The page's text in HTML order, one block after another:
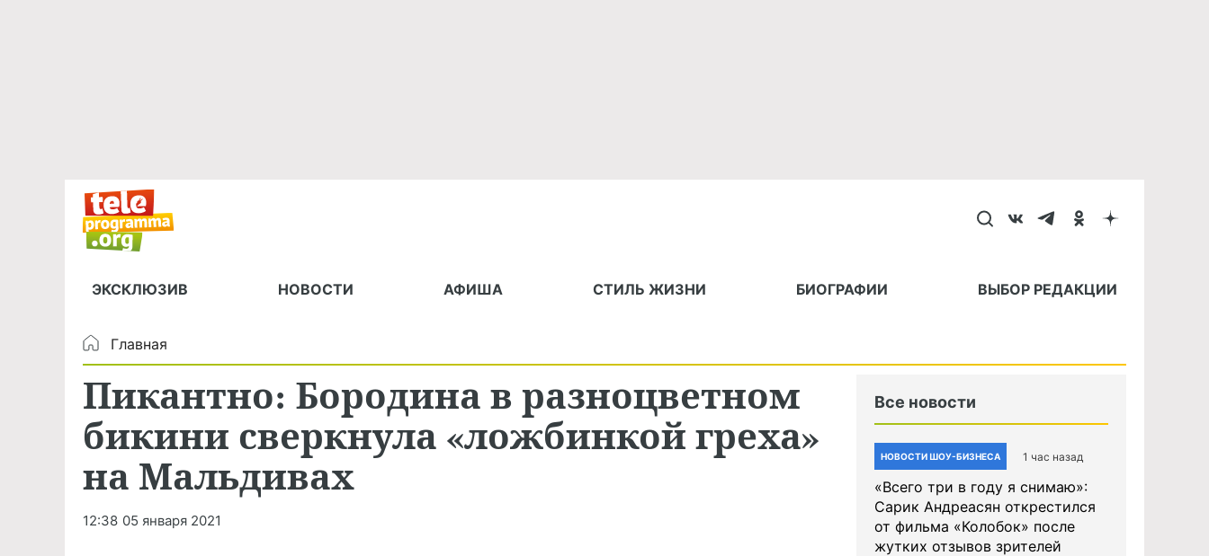
ЭКСКЛЮЗИВ НОВОСТИ АФИША СТИЛЬ ЖИЗНИ БИОГРАФИИ ВЫБОР РЕДАКЦИИ
Главная
Пикантно: Бородина в разноцветном
бикини сверкнула «ложбинкой греха»
на Мальдивах
12:38 05 января 2021
Все новости
НОВОСТИ ШОУ-БИЗНЕСА 1 час назад
«Всего три в году я снимаю»:
Сарик Андреасян открестился
от фильма «Колобок» после
жутких отзывов зрителей